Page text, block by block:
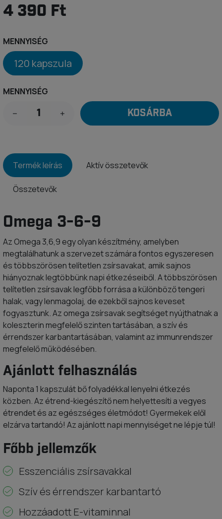
4 390 Ft
MENNYISÉG
120 kapszula
MENNYISÉG
KOSÁRBA
Termék leírás Aktív összetevők
Összetevők
Omega 3-6-9
Az Omega 3,6,9 egy olyan készítmény, amelyben
megtalálhatunk a szervezet számára fontos egyszeresen
és többszörösen telítetlen zsírsavakat, amik sajnos
hiányoznak legtöbbünk napi étkezéseiből. A többszörösen
telítetlen zsírsavak legfőbb forrása a különböző tengeri
halak, vagy lenmagolaj, de ezekből sajnos keveset
fogyasztunk. Az omega zsírsavak segítséget nyújthatnak a
koleszterin megfelelő szinten tartásában, a szív és
érrendszer karbantartásában, valamint az immunrendszer
megfelelő működésében.
Ajánlott felhasználás
Naponta 1 kapszulát bő folyadékkal lenyelni étkezés
közben. Az étrend-kiegészítő nem helyettesíti a vegyes
étrendet és az egészséges életmódot! Gyermekek elől
elzárva tartandó! Az ajánlott napi mennyiséget ne lépje túl!
Főbb jellemzők
Esszenciális zsírsavakkal
Szív és érrendszer karbantartó
Hozzáadott E-vitaminnal